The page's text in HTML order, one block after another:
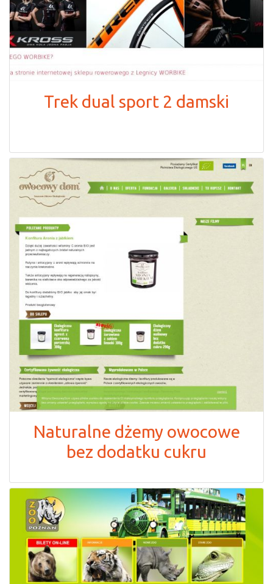
Trek dual sport 2 damski
Naturalne dżemy owocowe
bez dodatku cukru